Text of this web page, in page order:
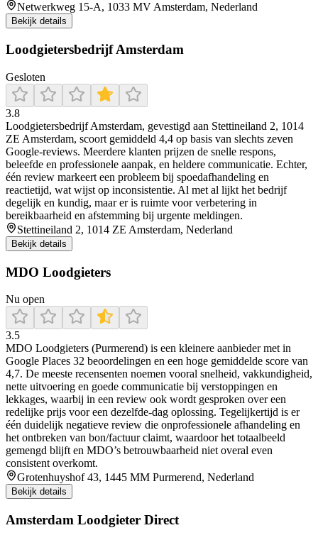
Netwerkweg 15-A, 1033 MV Amsterdam, Nederland
Bekijk details
Loodgietersbedrijf Amsterdam
Gesloten
3.8
Loodgietersbedrijf Amsterdam, gevestigd aan Stettineiland 2, 1014
ZE Amsterdam, scoort gemiddeld 4,4 op basis van slechts zeven
Google‑reviews. Meerdere klanten prijzen de snelle respons,
beleefde en professionele aanpak, en heldere communicatie. Echter,
één review markeert een probleem bij spoedafhandeling en
reactietijd, wat wijst op inconsistentie. Al met al lijkt het bedrijf
degelijk en kundig, maar er is ruimte voor verbetering in
bereikbaarheid en afstemming bij urgente meldingen.
Stettineiland 2, 1014 ZE Amsterdam, Nederland
Bekijk details
MDO Loodgieters
Nu open
3.5
MDO Loodgieters (Purmerend) is een kleinere aanbieder met in
Google Places 32 beoordelingen en een hoge gemiddelde score van
4,7. De meeste recensenten noemen vooral snelheid, vakkundigheid,
nette uitvoering en goede communicatie bij verstoppingen en
lekkages, waarbij in een review ook wordt gesproken over een
redelijke prijs voor een dezelfde-dag oplossing. Tegelijkertijd is er
één duidelijk negatieve review die onprofessionele afhandeling en
het ontbreken van bon/factuur claimt, waardoor het totaalbeeld
gemengd blijft en MDO’s betrouwbaarheid niet overal even
consistent overkomt.
Grotenhuyshof 43, 1445 MM Purmerend, Nederland
Bekijk details
Amsterdam Loodgieter Direct